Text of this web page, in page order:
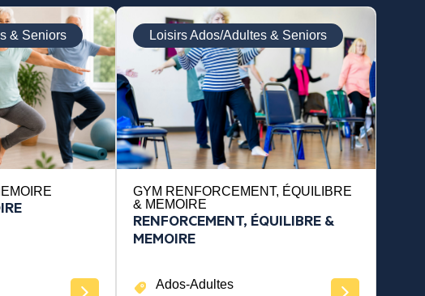
& Seniors Loisirs Ados/Adultes & Seniors
GYM RENFORCEMENT, ÉQUILIBRE
& MEMOIRE
RENFORCEMENT, ÉQUILIBRE &
MEMOIRE
Ados-Adultes